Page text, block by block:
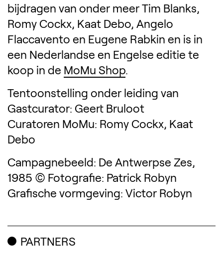
bijdragen van onder meer Tim Blanks,
Romy Cockx, Kaat Debo, Angelo
Flaccavento en Eugene Rabkin en is in
een Nederlandse en Engelse editie te
koop in de MoMu Shop.
Tentoonstelling onder leiding van
Gastcurator: Geert Bruloot
Curatoren MoMu: Romy Cockx, Kaat
Debo
Campagnebeeld: De Antwerpse Zes,
1985 © Fotografie: Patrick Robyn
Grafische vormgeving: Victor Robyn
PARTNERS